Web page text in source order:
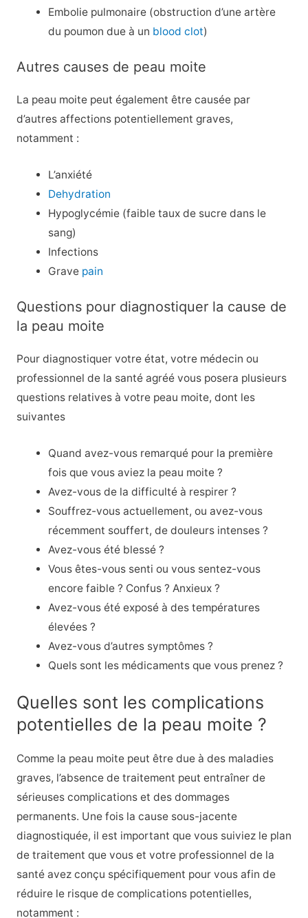
Embolie pulmonaire (obstruction d’une artère
du poumon due à un blood clot)
Autres causes de peau moite
La peau moite peut également être causée par
d’autres affections potentiellement graves,
notamment :
L’anxiété
Dehydration
Hypoglycémie (faible taux de sucre dans le
sang)
Infections
Grave pain
Questions pour diagnostiquer la cause de
la peau moite
Pour diagnostiquer votre état, votre médecin ou
professionnel de la santé agréé vous posera plusieurs
questions relatives à votre peau moite, dont les
suivantes
Quand avez-vous remarqué pour la première
fois que vous aviez la peau moite ?
Avez-vous de la difficulté à respirer ?
Souffrez-vous actuellement, ou avez-vous
récemment souffert, de douleurs intenses ?
Avez-vous été blessé ?
Vous êtes-vous senti ou vous sentez-vous
encore faible ? Confus ? Anxieux ?
Avez-vous été exposé à des températures
élevées ?
Avez-vous d’autres symptômes ?
Quels sont les médicaments que vous prenez ?
Quelles sont les complications
potentielles de la peau moite ?
Comme la peau moite peut être due à des maladies
graves, l’absence de traitement peut entraîner de
sérieuses complications et des dommages
permanents. Une fois la cause sous-jacente
diagnostiquée, il est important que vous suiviez le plan
de traitement que vous et votre professionnel de la
santé avez conçu spécifiquement pour vous afin de
réduire le risque de complications potentielles,
notamment :